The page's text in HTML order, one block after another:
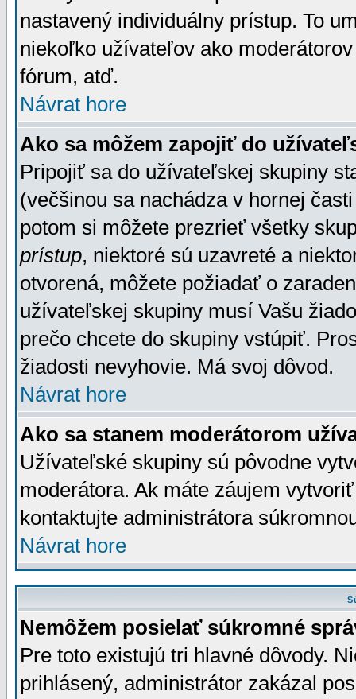
nastavený individuálny prístup. To
niekoľko užívateľov ako
fórum, atď.
Návrat hore
Ako sa môžem zapojiť do
Pripojiť sa do užívateľskej skupiny
(večšinou sa nachádza v hornej
potom si môžete prezrieť všetky
prístup, niektoré sú uzavreté a
otvorená, môžete požiadať o
užívateľskej skupiny musí Vašu
prečo chcete do skupiny vstúpiť.
žiadosti nevyhovie. Má svoj dôvod.
Návrat hore
Ako sa stanem moderátorom
Užívateľské skupiny sú pôvodne
moderátora. Ak máte záujem
kontaktujte administrátora
Návrat hore
Nemôžem posielať súkromné
Pre toto existujú tri hlavné dôvody.
prihlásený, administrátor zakázal